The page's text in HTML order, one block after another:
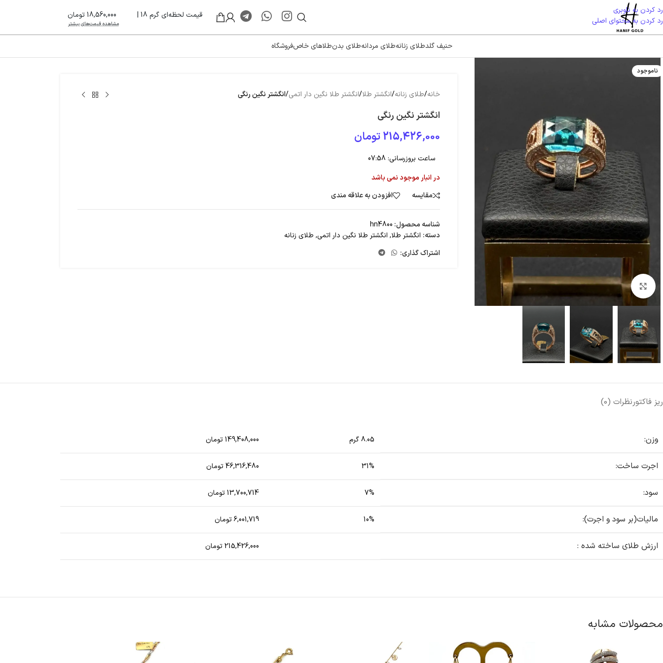
رد کردن به ناوبری
رد کردن به محتوای اصلی
قیمت لحظه‌ای گرم 18 | 18,560,000 تومان
مشاهده قیمت‌های بیشتر
حنیف گلدطلای زنانهطلای مردانهطلای بدنطلاهای خاصفروشگاه
ناموجود
بزرگنمایی تصویر
خانه/طلای زنانه/انگشتر طلا/انگشتر طلا نگین دار اتمی/انگشتر نگین رنگی
انگشتر نگین رنگی
215,426,000تومان
ساعت بروزرسانی: 07:58
در انبار موجود نمی باشد
مقایسه
افزودن به علاقه مندی
شناسه محصول: hn4800
دسته: انگشتر طلا, انگشتر طلا نگین دار اتمی, طلای زنانه
اشتراک گذاری:
ریز فاکتورنظرات (0)
وزن: 8.05 گرم 149,408,000 تومان
اجرت ساخت: 31% 46,316,480 تومان
سود: 7% 13,700,714 تومان
مالیات(بر سود و اجرت): 10% 6,001,719 تومان
ارزش طلای ساخته شده : 215,426,000 تومان
محصولات مشابه